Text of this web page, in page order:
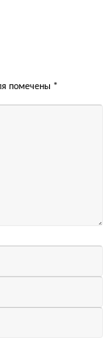
помечены *